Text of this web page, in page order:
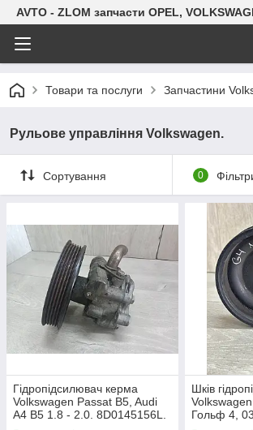
AVTO - ZLOM запчасти OPEL,
Товари та послуги Запчастини
Рульове управління Volkswagen.
Сортування 0
Гідропідсилювач керма
Volkswagen Passat B5, Audi
A4 B5 1.8 - 2.0. 8D0145156L.
Шків
Гольф 4,